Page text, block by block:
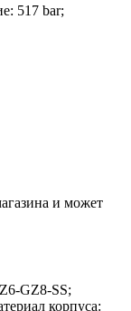
517 bar;
и может
GZ8-SS;
корпуса: